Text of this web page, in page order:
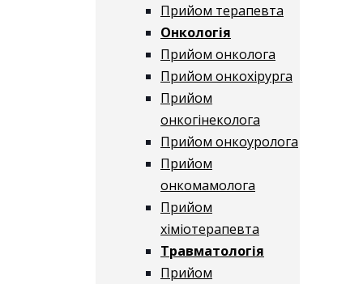
Прийом терапевта
Онкологія
Прийом онколога
Прийом онкохірурга
Прийом
онкогінеколога
Прийом онкоуролога
Прийом
онкомамолога
Прийом
хіміотерапевта
Травматологія
Прийом